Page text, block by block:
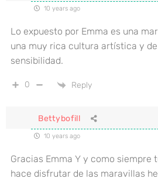
10 years ago
Lo expuesto por Emma es una
una muy rica cultura artística y
sensibilidad.
0 Reply
Bettybofill
10 years ago
Gracias Emma Y y como siempre
hace disfrutar de las maravillas